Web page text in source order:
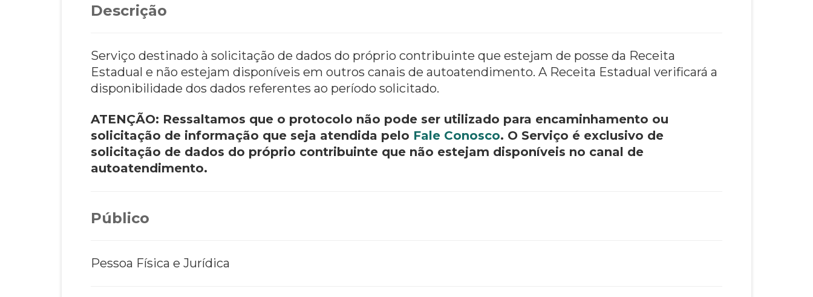
Descrição
Serviço destinado à solicitação de dados do próprio contribuinte que estejam de posse da Receita
Estadual e não estejam disponíveis em outros canais de autoatendimento. A Receita Estadual verificará a
disponibilidade dos dados referentes ao período solicitado.
ATENÇÃO: Ressaltamos que o protocolo não pode ser utilizado para encaminhamento ou
solicitação de informação que seja atendida pelo Fale Conosco. O Serviço é exclusivo de
solicitação de dados do próprio contribuinte que não estejam disponíveis no canal de
autoatendimento.
Público
Pessoa Física e Jurídica